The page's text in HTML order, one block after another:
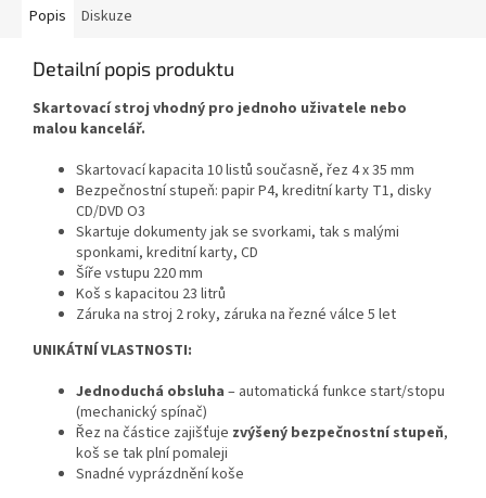
Popis Diskuze
Detailní popis produktu
Skartovací stroj vhodný pro jednoho uživatele nebo
malou kancelář.
Skartovací kapacita 10 listů současně, řez 4 x 35 mm
Bezpečnostní stupeň: papir P4, kreditní karty T1, disky
CD/DVD O3
Skartuje dokumenty jak se svorkami, tak s malými
sponkami, kreditní karty, CD
Šíře vstupu 220 mm
Koš s kapacitou 23 litrů
Záruka na stroj 2 roky, záruka na řezné válce 5 let
UNIKÁTNÍ VLASTNOSTI:
Jednoduchá obsluha – automatická funkce start/stopu
(mechanický spínač)
Řez na částice zajišťuje zvýšený bezpečnostní stupeň,
koš se tak plní pomaleji
Snadné vyprázdnění koše